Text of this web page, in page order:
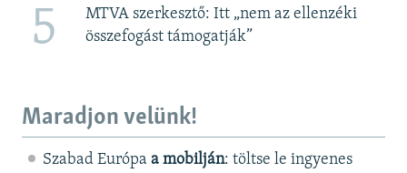
5
MTVA szerkesztő: Itt „nem az ellenzéki
összefogást támogatják”
Maradjon velünk!
Szabad Európa a mobilján: töltse le ingyenes